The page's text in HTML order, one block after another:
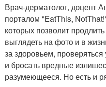
Врач-дерматолог, доцент
порталом "EatThis,
которых позволит
выглядеть на фото и в
за здоровьем,
и бросать вредные
разумеющееся. Но есть и